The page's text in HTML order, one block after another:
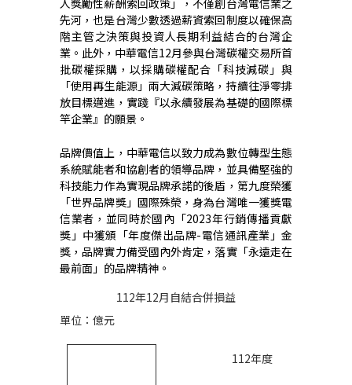
先河，也是台灣少數透過薪資索回制度以確保高
階主管之決策與投資人長期利益結合的台灣企
業。此外，中華電信12月參與台灣碳權交易所首
批碳權採購，以採購碳權配合「科技減碳」與
「使用再生能源」兩大減碳策略，持續往淨零排
放目標邁進，實踐『以永續發展為基礎的國際標
竿企業』的願景。
品牌價值上，中華電信以致力成為數位轉型生態
系統賦能者和協創者的領導品牌，並具備堅強的
科技能力作為實現品牌承諾的後盾，第九度榮獲
「世界品牌獎」國際殊榮，身為台灣唯一獲獎電
信業者，並同時於國內「2023年行銷傳播貢獻
獎」中獲頒「年度傑出品牌-電信通訊產業」金
獎，品牌實力備受國內外肯定，落實「永遠走在
最前面」的品牌精神。
112年12月自結合併損益
單位：億元
112年度